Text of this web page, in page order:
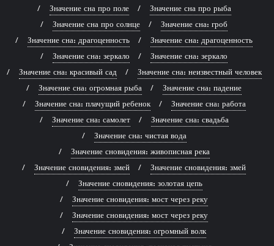
Значение сна про поле
Значение сна про рыба
Значение сна про солнце
Значение сна: гроб
Значение сна: драгоценность
Значение сна: драгоценность
Значение сна: зеркало
Значение сна: зеркало
Значение сна: красивый сад
Значение сна: неизвестный человек
Значение сна: огромная рыба
Значение сна: падение
Значение сна: плачущий ребенок
Значение сна: работа
Значение сна: самолет
Значение сна: свадьба
Значение сна: чистая вода
Значение сновидения: живописная река
Значение сновидения: змей
Значение сновидения: змей
Значение сновидения: золотая цепь
Значение сновидения: мост через реку
Значение сновидения: мост через реку
Значение сновидения: огромный волк